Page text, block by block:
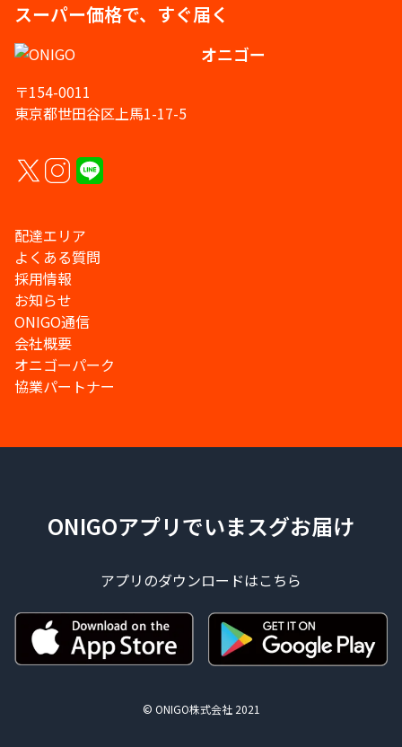
スーパー価格で、すぐ届く
オニゴー
〒154-0011
東京都世田谷区上馬1-17-5
配達エリア
よくある質問
採用情報
お知らせ
ONIGO通信
会社概要
オニゴーパーク
協業パートナー
ONIGOアプリでいまスグお届け
アプリのダウンロードはこちら
© ONIGO株式会社 2021